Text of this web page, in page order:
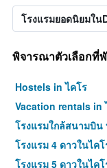
โรงแรมยอดนิยมใน
พิจารณาตัวเลือกที่
Hostels in ไคโร
Vacation rentals in
โรงแรมใกล้สนามบิ
โรงแรม 4 ดาวในไค
โรงแรม 5 ดาวในไค